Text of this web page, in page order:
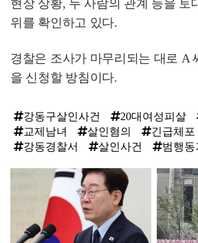
현장 상황, 두 사람의 관계 등을 토
위를 확인하고 있다.
경찰은 조사가 마무리되는 대로 A
을 신청할 방침이다.
강동구살인사건 20대여성피살
교제남녀
살인혐의 긴급체포
강동경찰서
살인사건 범행동